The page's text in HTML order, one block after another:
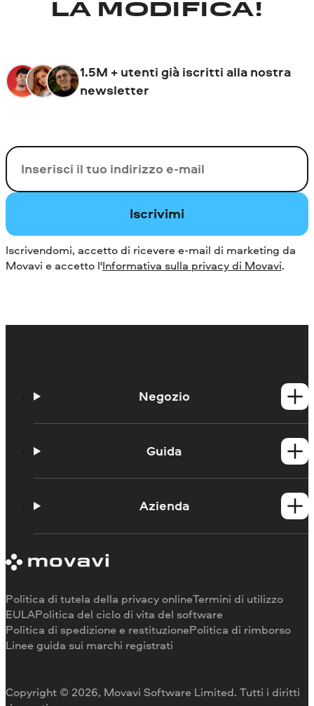
LA MODIFICA!
1.5M + utenti già iscritti alla nostra
newsletter
La tua e-mail
Iscrivimi
Iscrivendomi, accetto di ricevere e-mail di marketing da
Movavi e accetto l'Informativa sulla privacy di Movavi.
Negozio
Prodotti per Mac
Guida
Portale didattico
Limitazioni della versione di prova
Rimborso
Azienda
Testimonianze
Perché scegliere noi
Per il lavoro
Copyright © 2026, Movavi Software Limited. Tutti i diritti
Politica di tutela della privacy onlineTermini di utilizzo
EULAPolitica del ciclo di vita del software
Politica di spedizione e restituzionePolitica di rimborso
Linee guida sui marchi registrati